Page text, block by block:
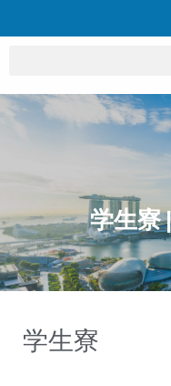
学生寮
学生寮